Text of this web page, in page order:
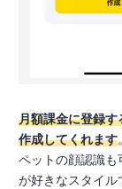
月額課金に登録
作成してくれます
ペットの顔認識
が好きなスタイル